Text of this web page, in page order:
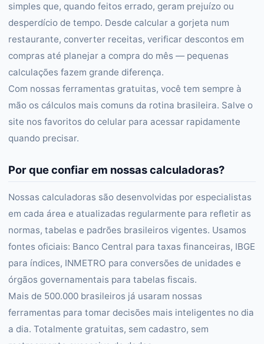
simples que, quando feitos errado, geram prejuízo ou
desperdício de tempo. Desde calcular a gorjeta num
restaurante, converter receitas, verificar descontos em
compras até planejar a compra do mês — pequenas
calculações fazem grande diferença.
Com nossas ferramentas gratuitas, você tem sempre à
mão os cálculos mais comuns da rotina brasileira. Salve o
site nos favoritos do celular para acessar rapidamente
quando precisar.
Por que confiar em nossas calculadoras?
Nossas calculadoras são desenvolvidas por especialistas
em cada área e atualizadas regularmente para refletir as
normas, tabelas e padrões brasileiros vigentes. Usamos
fontes oficiais: Banco Central para taxas financeiras, IBGE
para índices, INMETRO para conversões de unidades e
órgãos governamentais para tabelas fiscais.
Mais de 500.000 brasileiros já usaram nossas
ferramentas para tomar decisões mais inteligentes no dia
a dia. Totalmente gratuitas, sem cadastro, sem